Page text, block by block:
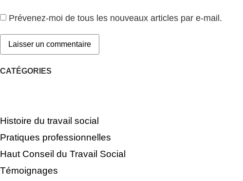
Prévenez-moi de tous les nouveaux articles par e-mail.
CATÉGORIES
Histoire du travail social
Pratiques professionnelles
Haut Conseil du Travail Social
Témoignages